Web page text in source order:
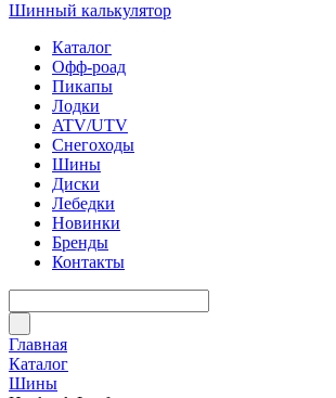
Шинный калькулятор
Каталог
Офф-роад
Пикапы
Лодки
ATV/UTV
Снегоходы
Шины
Диски
Лебедки
Новинки
Бренды
Контакты
Главная
Каталог
Шины